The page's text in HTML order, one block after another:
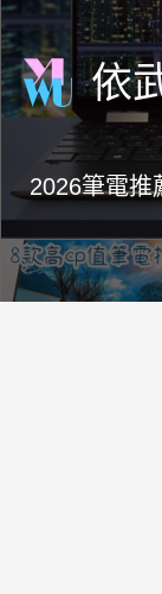
跳
至
主
要
容
依
2026筆電推